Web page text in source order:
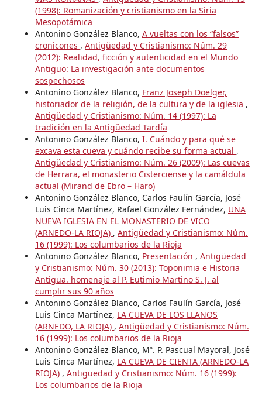
(1998): Romanización y cristianismo en la Siria
Mesopotámica
Antonino González Blanco, A vueltas con los “falsos”
cronicones , Antigüedad y Cristianismo: Núm. 29
(2012): Realidad, ficción y autenticidad en el Mundo
Antiguo: La investigación ante documentos
sospechosos
Antonino González Blanco, Franz Joseph Doelger,
historiador de la religión, de la cultura y de la iglesia ,
Antigüedad y Cristianismo: Núm. 14 (1997): La
tradición en la Antigüedad Tardía
Antonino González Blanco, I. Cuándo y para qué se
excava esta cueva y cuándo recibe su forma actual ,
Antigüedad y Cristianismo: Núm. 26 (2009): Las cuevas
de Herrara, el monasterio Cisterciense y la camáldula
actual (Mirand de Ebro – Haro)
Antonino González Blanco, Carlos Faulín García, José
Luis Cinca Martínez, Rafael González Fernández, UNA
NUEVA IGLESIA EN EL MONASTERIO DE VICO
(ARNEDO-LA RIOJA) , Antigüedad y Cristianismo: Núm.
16 (1999): Los columbarios de la Rioja
Antonino González Blanco, Presentación , Antigüedad
y Cristianismo: Núm. 30 (2013): Toponimia e Historia
Antigua. homenaje al P. Eutimio Martino S. J. al
cumplir sus 90 años
Antonino González Blanco, Carlos Faulín García, José
Luis Cinca Martínez, LA CUEVA DE LOS LLANOS
(ARNEDO, LA RIOJA) , Antigüedad y Cristianismo: Núm.
16 (1999): Los columbarios de la Rioja
Antonino González Blanco, Mª. P. Pascual Mayoral, José
Luis Cinca Martínez, LA CUEVA DE CIENTA (ARNEDO-LA
RIOJA) , Antigüedad y Cristianismo: Núm. 16 (1999):
Los columbarios de la Rioja